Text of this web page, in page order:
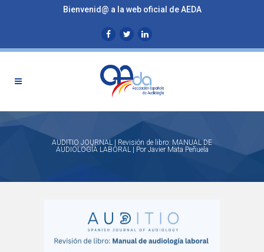
Bienvenid@ a la web oficial de AEDA
AUDITIO JOURNAL | Revisión de libro: MANUAL DE
AUDIOLOGÍA LABORAL | Por Javier Mata Peñuela